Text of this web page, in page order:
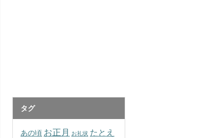
タグ
あの頃 お正月 お礼状 たとえ